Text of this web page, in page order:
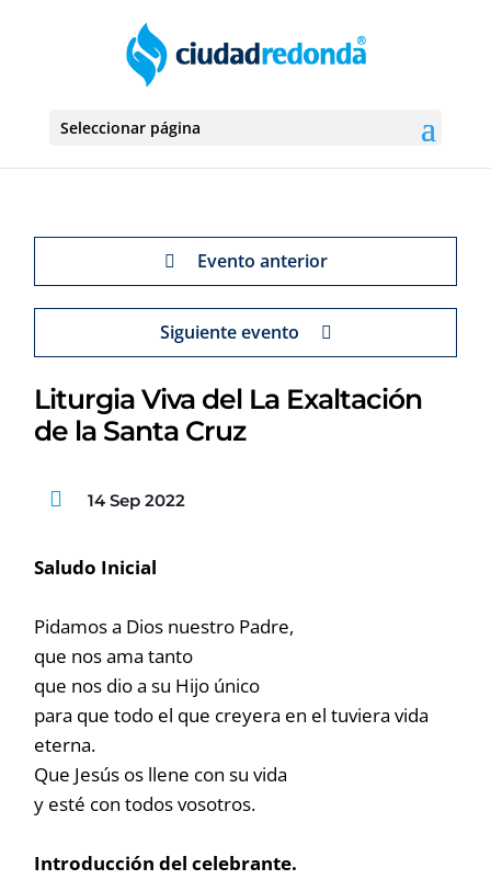
Seleccionar página
Evento anterior
Siguiente evento
Liturgia Viva del La Exaltación
de la Santa Cruz
14 Sep 2022
Saludo Inicial
Pidamos a Dios nuestro Padre,
que nos ama tanto
que nos dio a su Hijo único
para que todo el que creyera en el tuviera vida
eterna.
Que Jesús os llene con su vida
y esté con todos vosotros.
Introducción del celebrante.